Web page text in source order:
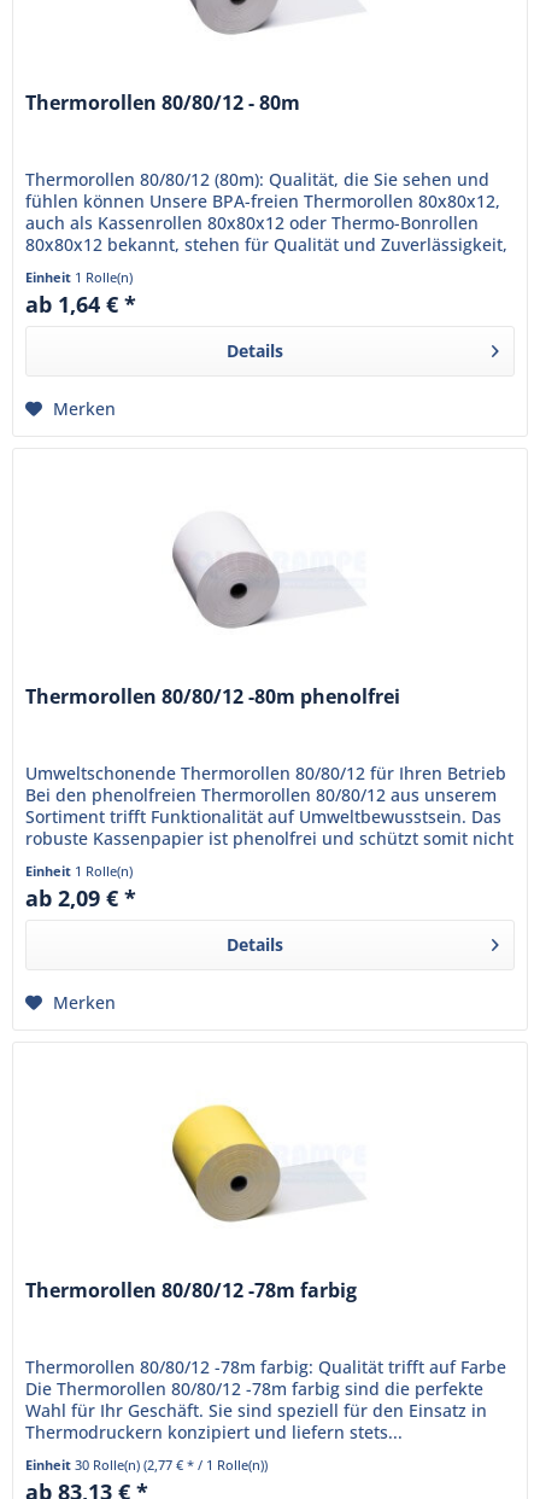
Thermorollen 80/80/12 - 80m
Thermorollen 80/80/12 (80m): Qualität, die Sie sehen und
fühlen können Unsere BPA-freien Thermorollen 80x80x12,
auch als Kassenrollen 80x80x12 oder Thermo-Bonrollen
80x80x12 bekannt, stehen für Qualität und Zuverlässigkeit,
die Ihr...
Einheit 1 Rolle(n)
ab 1,64 € *
Details
Merken
Thermorollen 80/80/12 -80m phenolfrei
Umweltschonende Thermorollen 80/80/12 für Ihren Betrieb
Bei den phenolfreien Thermorollen 80/80/12 aus unserem
Sortiment trifft Funktionalität auf Umweltbewusstsein. Das
robuste Kassenpapier ist phenolfrei und schützt somit nicht
nur...
Einheit 1 Rolle(n)
ab 2,09 € *
Details
Merken
Thermorollen 80/80/12 -78m farbig
Thermorollen 80/80/12 -78m farbig: Qualität trifft auf Farbe
Die Thermorollen 80/80/12 -78m farbig sind die perfekte
Wahl für Ihr Geschäft. Sie sind speziell für den Einsatz in
Thermodruckern konzipiert und liefern stets...
Einheit30 Rolle(n)(2,77 € * / 1 Rolle(n))
ab 83,13 € *